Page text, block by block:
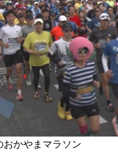
おかやまマラソン